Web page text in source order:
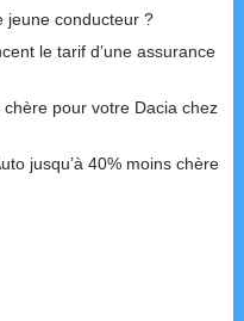
jeune conducteur ?
le tarif d’une assurance
pour votre Dacia chez
jusqu’à 40% moins chère